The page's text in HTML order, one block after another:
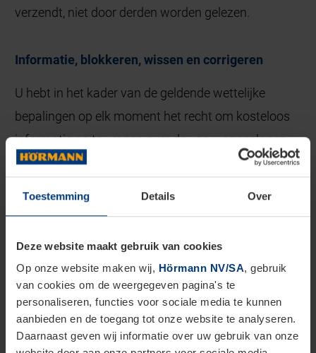
Toestemming Details Over
Deze website maakt gebruik van cookies
Op onze website maken wij, Hörmann NV/SA, gebruik
van cookies om de weergegeven pagina's te
personaliseren, functies voor sociale media te kunnen
aanbieden en de toegang tot onze website te analyseren.
Daarnaast geven wij informatie over uw gebruik van onze
verzendt, niet door derden worden gelezen.
Informatie, blokkeren, wissen en corrigeren
U hebt in het kader van de geldende wettelijke
bepalingen op elk moment het recht om kosteloos
informatie op te vragen over de van u opgeslagen
persoonsgegevens, de herkomst en de ontvanger
vragen met betrekking tot de gegevensbescherming
kunt op elk moment contact met ons opnemen via
het in de colofon vermelde adres.
Opmerking over de overdracht van gegevens naar